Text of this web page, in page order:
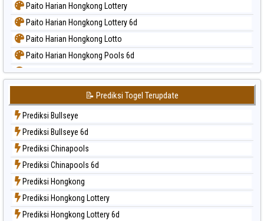
Paito Harian Hongkong Lottery
Paito Harian Hongkong Lottery 6d
Paito Harian Hongkong Lotto
Paito Harian Hongkong Pools 6d
Paito Harian Japan
Paito Harian Japan 6d
Paito Harian Korea
Paito Harian Kuda Lari
Paito Harian Magnum Cambodia
Paito Harian Nagoya
Paito Harian New York Midday
Paito Harian North Carolina Day
Paito Harian Pcso
📝 Prediksi Togel Terupdate
Prediksi Bullseye
Prediksi Bullseye 6d
Prediksi Chinapools
Prediksi Chinapools 6d
Prediksi Hongkong
Prediksi Hongkong Lottery
Prediksi Hongkong Lottery 6d